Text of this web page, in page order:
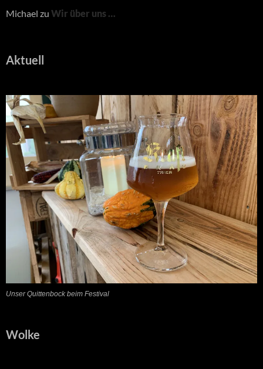
Michael zu Wir über uns …
Aktuell
Unser Quittenbock beim Festival
Wolke